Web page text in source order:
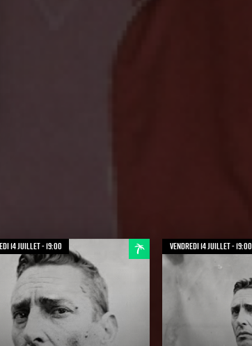
14 juillet - 19:00 vendredi 14 juillet - 19:00